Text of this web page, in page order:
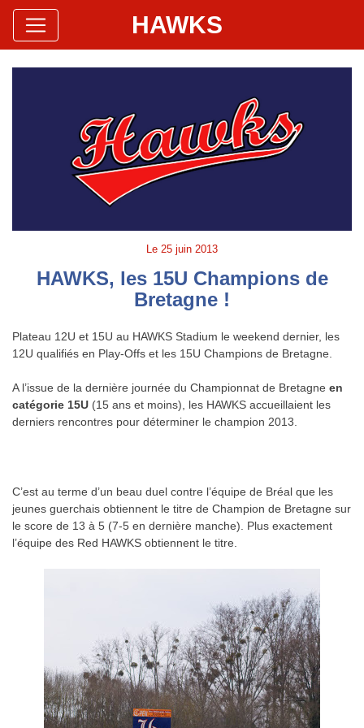
Hawks Baseball Softball
Site Officiel HAWKS
Le 25 juin 2013
HAWKS, les 15U Champions de
Bretagne !
Plateau 12U et 15U au HAWKS Stadium le weekend dernier, les
12U qualifiés en Play-Offs et les 15U Champions de Bretagne.
A l’issue de la dernière journée du Championnat de Bretagne en
catégorie 15U (15 ans et moins), les HAWKS accueillaient les
derniers rencontres pour déterminer le champion 2013.
C’est au terme d’un beau duel contre l’équipe de Bréal que les
jeunes guerchais obtiennent le titre de Champion de Bretagne sur
le score de 13 à 5 (7-5 en dernière manche). Plus exactement
l’équipe des Red HAWKS obtiennent le titre.